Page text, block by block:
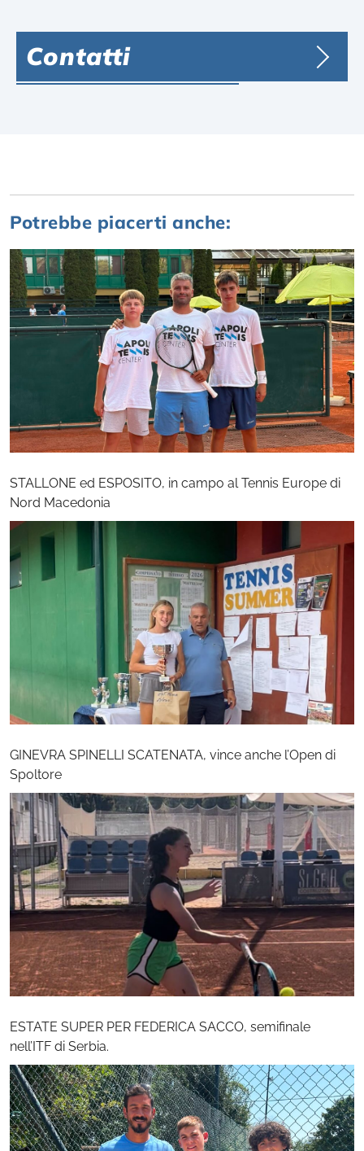
Contatti
Potrebbe piacerti anche:
STALLONE ed ESPOSITO, in campo al Tennis Europe di
Nord Macedonia
GINEVRA SPINELLI SCATENATA, vince anche l’Open di
Spoltore
ESTATE SUPER PER FEDERICA SACCO, semifinale
nell’ITF di Serbia.